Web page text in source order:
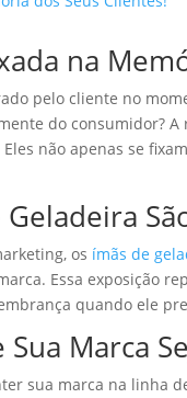
na
pelo cliente no
do consumidor?
Eles não apenas se
os ímãs de
Essa exposição
quando ele
Marca
sua marca na linha